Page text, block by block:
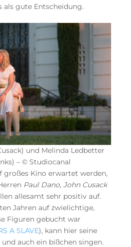
als gute Entscheidung.
und Melinda Ledbetter
– © Studiocanal
großes Kino erwartet werden,
Paul Dano, John Cusack
allesamt sehr positiv auf.
Jahren auf zwielichtige,
Figuren gebucht war
A SLAVE), kann hier seine
auch ein bißchen singen.